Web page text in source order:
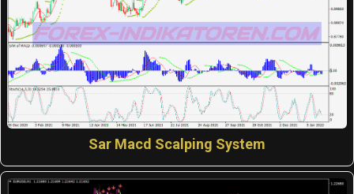
Sar Macd Scalping System